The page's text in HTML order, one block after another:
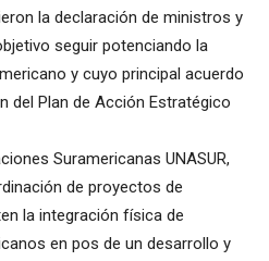
la declaración de ministros y
seguir potenciando la
y cuyo principal acuerdo
del Plan de Acción Estratégico
Suramericanas UNASUR,
de proyectos de
la integración física de
en pos de un desarrollo y